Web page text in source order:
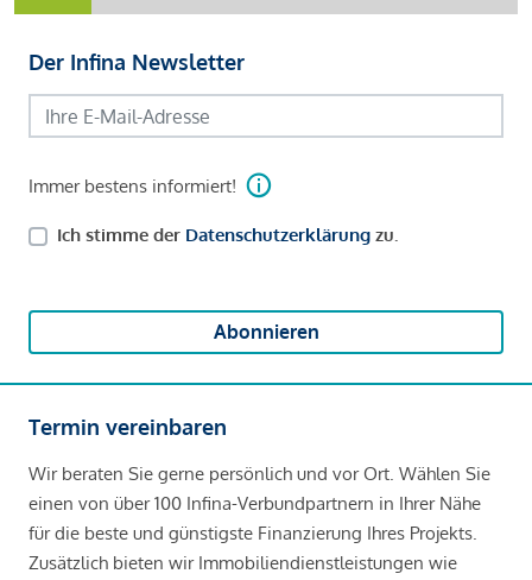
Der Infina Newsletter
Immer bestens informiert!
Ich stimme der Datenschutzerklärung zu.
Abonnieren
Termin vereinbaren
Wir beraten Sie gerne persönlich und vor Ort. Wählen Sie
einen von über 100 Infina-Verbundpartnern in Ihrer Nähe
für die beste und günstigste Finanzierung Ihres Projekts.
Zusätzlich bieten wir Immobiliendienstleistungen wie